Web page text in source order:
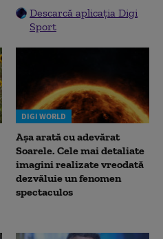
Descarcă aplicația Digi
Sport
DIGI WORLD
Așa arată cu adevărat
Soarele. Cele mai detaliate
imagini realizate vreodată
dezvăluie un fenomen
spectaculos